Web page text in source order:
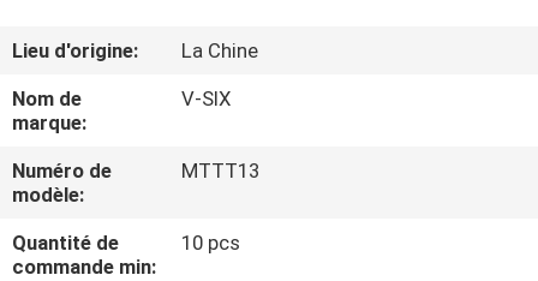
À
PROPOS
DE
NOUS
Lieu d'origine:
La Chine
Nom de
marque:
V-SIX
Numéro de
modèle:
MTTT13
Quantité de
commande min:
10 pcs